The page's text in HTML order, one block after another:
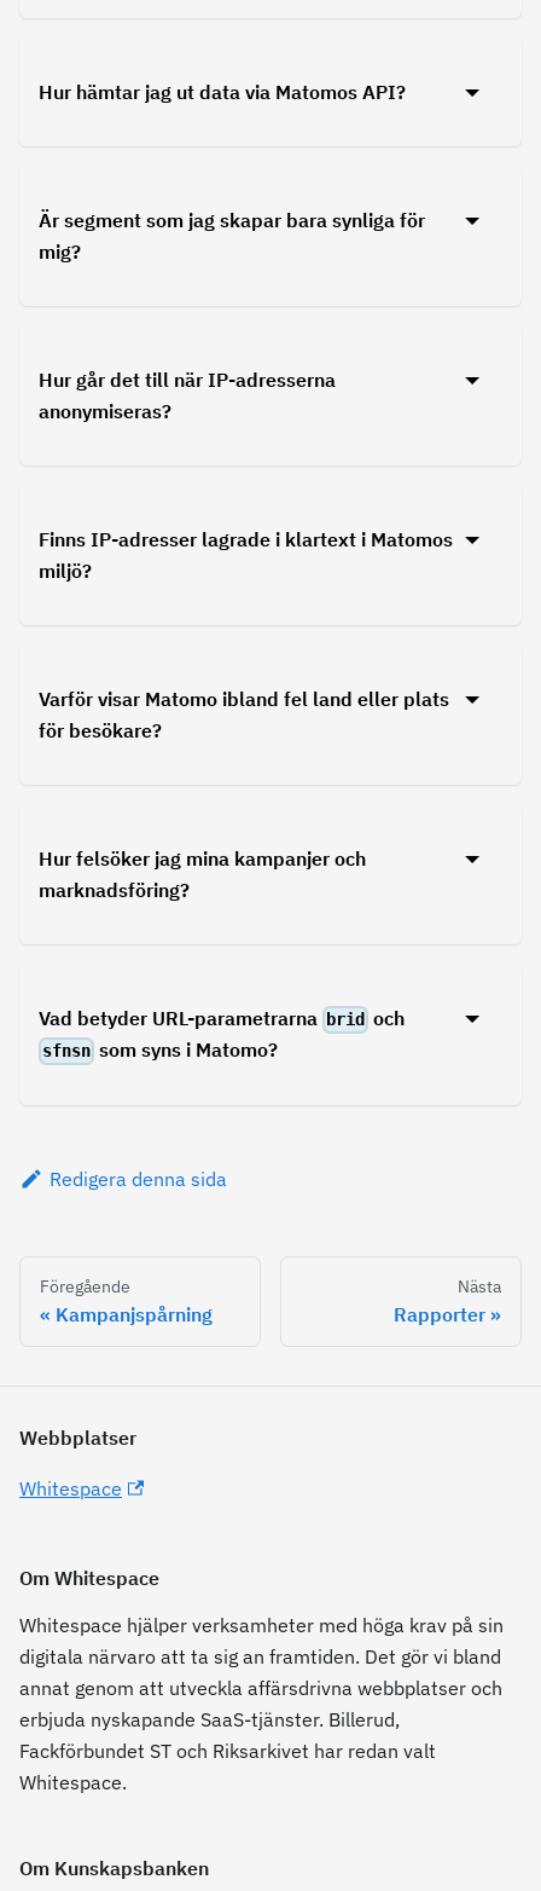
Hur hämtar jag ut data via Matomos API?
Är segment som jag skapar bara synliga för
mig?
Hur går det till när IP-adresserna
anonymiseras?
Finns IP-adresser lagrade i klartext i Matomos
miljö?
Varför visar Matomo ibland fel land eller plats
för besökare?
Hur felsöker jag mina kampanjer och
marknadsföring?
Vad betyder URL-parametrarna brid och
sfnsn som syns i Matomo?
Redigera denna sida
Föregående
Kampanjspårning
Nästa
Rapporter
Webbplatser
Whitespace
Om Whitespace
Whitespace hjälper verksamheter med höga krav på sin
digitala närvaro att ta sig an framtiden. Det gör vi bland
annat genom att utveckla affärsdrivna webbplatser och
erbjuda nyskapande SaaS-tjänster. Billerud,
Fackförbundet ST och Riksarkivet har redan valt
Whitespace.
Om Kunskapsbanken